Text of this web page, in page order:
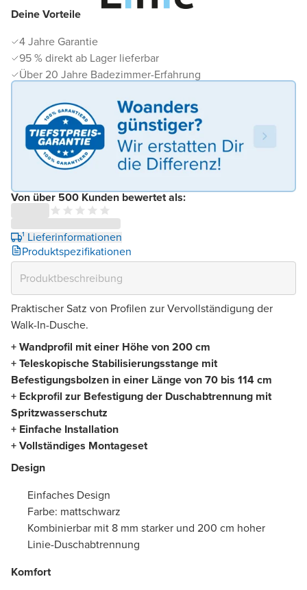
Deine Vorteile
4 Jahre Garantie
95 % direkt ab Lager lieferbar
Über 20 Jahre Badezimmer-Erfahrung
Von über 500 Kunden bewertet als:
¹ Lieferinformationen
Produktspezifikationen
Praktischer Satz von Profilen zur Vervollständigung der
Walk-In-Dusche.
+ Wandprofil mit einer Höhe von 200 cm
+ Teleskopische Stabilisierungsstange mit
Befestigungsbolzen in einer Länge von 70 bis 114 cm
+ Eckprofil zur Befestigung der Duschabtrennung mit
Spritzwasserschutz
+ Einfache Installation
+ Vollständiges Montageset
Design
Einfaches Design
Farbe: mattschwarz
Kombinierbar mit 8 mm starker und 200 cm hoher
Linie-Duschabtrennung
Komfort